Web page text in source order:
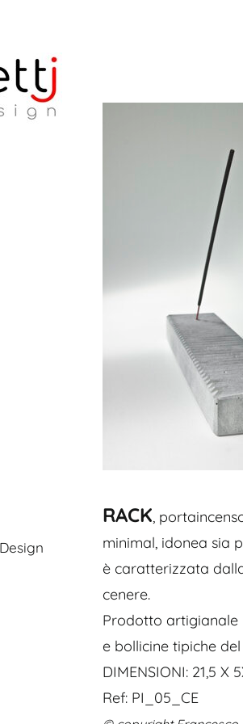
RACK,
minimal, idonea sia
è caratterizzata
cenere.
Prodotto
e bollicine tipiche
DIMENSIONI: 21,5 X
Ref: PI_05_CE